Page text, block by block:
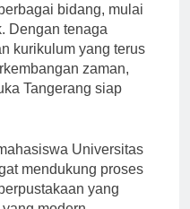
bidang, mulai
Dengan tenaga
kurikulum yang terus
zaman,
Tangerang siap
Universitas
mendukung proses
yang